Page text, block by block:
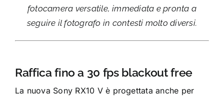
fotocamera versatile, immediata e pronta a
seguire il fotografo in contesti molto diversi.
Raffica fino a 30 fps blackout free
La nuova Sony RX10 V è progettata anche per